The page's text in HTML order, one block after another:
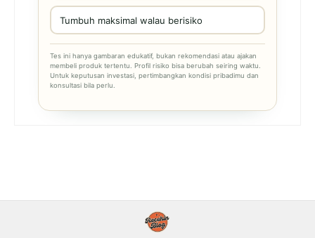
Tumbuh maksimal walau berisiko
Tes ini hanya gambaran edukatif, bukan rekomendasi atau ajakan
membeli produk tertentu. Profil risiko bisa berubah seiring waktu.
Untuk keputusan investasi, pertimbangkan kondisi pribadimu dan
konsultasi bila perlu.